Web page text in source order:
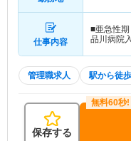
仕事内容
■亜急性
品川病院
管理職求人 駅から徒
保存する